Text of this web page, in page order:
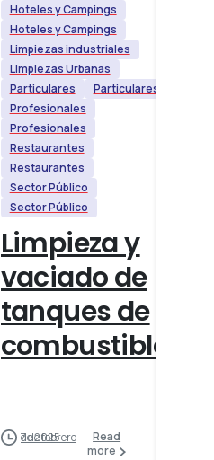
Hoteles y Campings
Hoteles y Campings
Limpiezas industriales
Limpiezas Urbanas
Particulares
Particulares
Profesionales
Profesionales
Restaurantes
Restaurantes
Sector Público
Sector Público
Limpieza y
vaciado de
tanques de
combustible
7 de febrero de 2025
Read
more